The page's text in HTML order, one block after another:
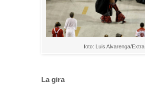
foto: Luis Alvarenga/Extra
La gira